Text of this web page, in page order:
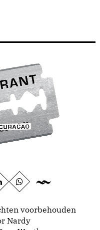
voorbehouden
Nardy